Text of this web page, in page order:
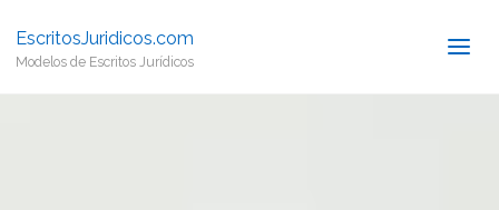
EscritosJuridicos.com
Modelos de Escritos Jurídicos